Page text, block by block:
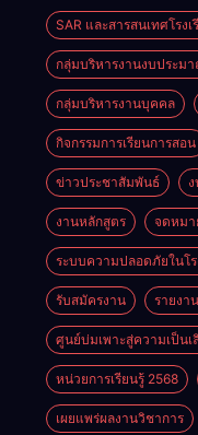
SAR และสารสนเทศโรงเ
กลุ่มบริหารงานงบประม
กลุ่มบริหารงานบุคคล
กิจกรรมการเรียนการสอน
ข่าวประชาสัมพันธ์
งานหลักสูตร จดหมา
ระบบความปลอดภัยในโร
รับสมัครงาน รายงา
ศูนย์บ่มเพาะสู่ความเป็น
หน่วยการเรียนรู้ 2568
เผยแพร่ผลงานวิชาการ